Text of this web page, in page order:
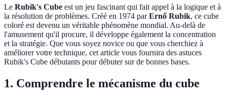
Le Rubik's Cube est un jeu fascinant qui fait appel à la logique et à
la résolution de problèmes. Créé en 1974 parErnő Rubik, ce cube
coloré est devenu un véritable phénomène mondial. Au-delà de
l'amusement qu'il procure, il développe également la concentration
et la stratégie. Que vous soyez novice ou que vous cherchiez à
améliorer votre technique, cet article vous fournira des astuces
Rubik's Cube débutants pour débuter sur de bonnes bases.
1. Comprendre le mécanisme du cube